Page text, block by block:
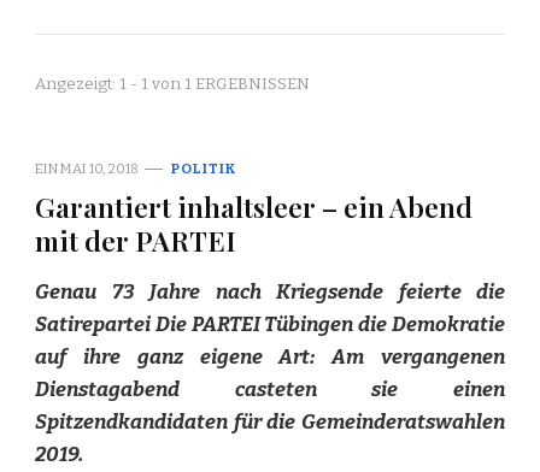
Angezeigt: 1 - 1 von 1 ERGEBNISSEN
EINMAI 10, 2018 POLITIK
Garantiert inhaltsleer – ein Abend
mit der PARTEI
Genau 73 Jahre nach Kriegsende feierte die
Satirepartei Die PARTEI Tübingen die Demokratie
auf ihre ganz eigene Art: Am vergangenen
Dienstagabend casteten sie einen
Spitzendkandidaten für die Gemeinderatswahlen
2019.